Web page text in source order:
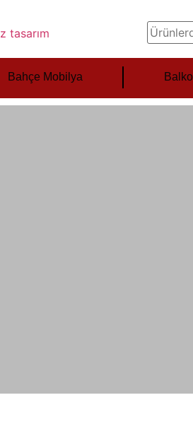
Bahçe Mobilya